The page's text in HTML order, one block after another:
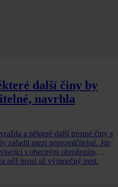
další činy by
navrhla
a některé další trestné činy s
zařadit mezi nepromlčitelné. Jde
s obecným ohrožením,
něž hrozí až výjimečný trest.